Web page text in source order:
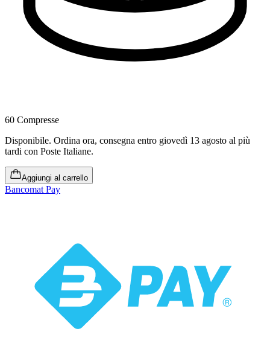
60 Compresse
Disponibile. Ordina ora, consegna entro giovedì 13 agosto al più
tardi con Poste Italiane.
Aggiungi al carrello
Bancomat Pay